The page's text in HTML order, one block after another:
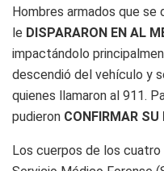
Hombres armados que
le DISPARARON EN AL
impactándolo
descendió del vehículo y
quienes llamaron al 911.
pudieron CONFIRMAR SU
Los cuerpos de los